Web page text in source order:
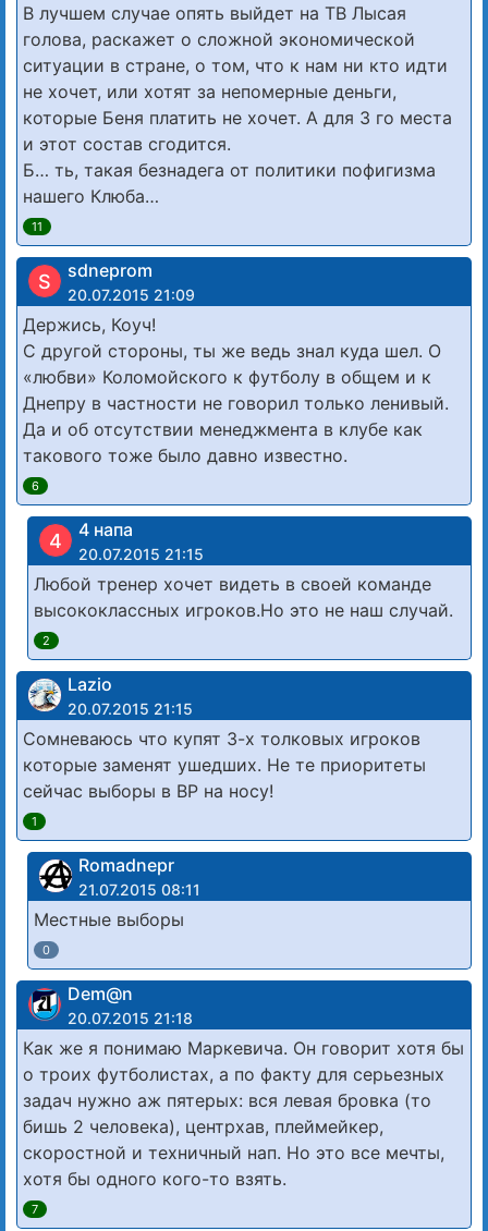
В лучшем случае опять выйдет на ТВ Лысая
голова, раскажет о сложной экономической
ситуации в стране, о том, что к нам ни кто идти
не хочет, или хотят за непомерные деньги,
которые Беня платить не хочет. А для 3 го места
и этот состав сгодится.
Б… ть, такая безнадега от политики пофигизма
нашего Клюба…
11
S sdneprom
20.07.2015 21:09
Держись, Коуч!
С другой стороны, ты же ведь знал куда шел. О
«любви» Коломойского к футболу в общем и к
Днепру в частности не говорил только ленивый.
Да и об отсутствии менеджмента в клубе как
такового тоже было давно известно.
6
4 4 напа
20.07.2015 21:15
Любой тренер хочет видеть в своей команде
высококлассных игроков.Но это не наш случай.
2
Lazio
20.07.2015 21:15
Сомневаюсь что купят 3-х толковых игроков
которые заменят ушедших. Не те приоритеты
сейчас выборы в ВР на носу!
1
Romadnepr
21.07.2015 08:11
Местные выборы
0
Dem@n
20.07.2015 21:18
Как же я понимаю Маркевича. Он говорит хотя бы
о троих футболистах, а по факту для серьезных
задач нужно аж пятерых: вся левая бровка (то
бишь 2 человека), центрхав, плеймейкер,
скоростной и техничный нап. Но это все мечты,
хотя бы одного кого-то взять.
7